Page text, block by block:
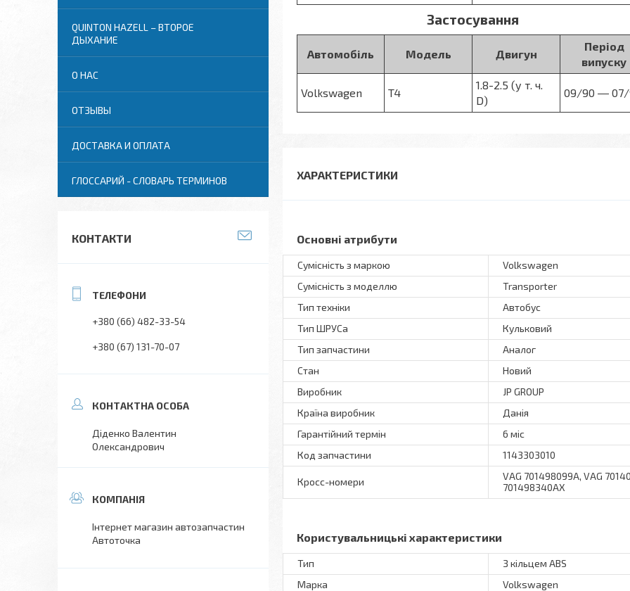
Застосування
Автомобіль Модель Двигун
Період
випуску
Volkswagen T4
1.8-2.5 (у т. ч.
D)
09/90 ―
ХАРАКТЕРИСТИКИ
Основні атрибути
Сумісність з маркою
Volkswagen
Сумісність з моделлю
Transporter
Тип техніки
Автобус
Тип ШРУСа
Кульковий
Тип запчастини
Аналог
Стан
Новий
Виробник
JP GROUP
Країна виробник
Данія
Гарантійний термін
6 міс
Код запчастини
1143303010
Кросс-номери
VAG 701498099A, VAG
701498340AX
Користувальницькі характеристики
Тип
З кільцем ABS
Марка
Volkswagen
QUINTON HAZELL – ВТОРОЕ
ДЫХАНИЕ
О НАС
ОТЗЫВЫ
ДОСТАВКА И ОПЛАТА
ГЛОССАРИЙ - СЛОВАРЬ ТЕРМИНОВ
КОНТАКТИ
+380 (66) 482-33-54
+380 (67) 131-70-07
Діденко Валентин
Олександрович
Інтернет магазин автозапчастин
Автоточка